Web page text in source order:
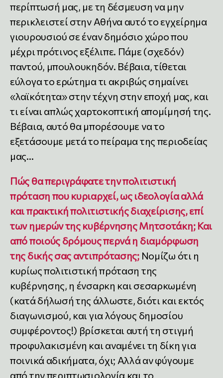
περίπτωσή μας, με τη δέσμευση να μην
περικλειστεί στην Αθήνα αυτό το εγχείρημα
γιουρουσιού σε έναν δημόσιο χώρο που
μέχρι πρότινος εξέλιπε. Πάμε (σχεδόν)
παντού, μπουλουκηδόν. Βέβαια, τίθεται
εύλογα το ερώτημα τι ακριβώς σημαίνει
«λαϊκότητα» στην τέχνη στην εποχή μας, και
τι είναι απλώς χαρτοκοπτική απομίμησή της.
Βέβαια, αυτό θα μπορέσουμε να το
εξετάσουμε μετά το πείραμα της περιοδείας
μας…
Πώς θα περιγράφατε την πολιτιστική
πρόταση που κυριαρχεί, ως ιδεολογία αλλά
και πρακτική πολιτιστικής διαχείρισης, επί
των ημερών της κυβέρνησης Μητσοτάκη; Και
από ποιούς δρόμους περνά η διαμόρφωση
της δικής σας αντιπρότασης;Νομίζω ότι η
κυρίως πολιτιστική πρόταση της
κυβέρνησης, η ένσαρκη και σεσαρκωμένη
(κατά δήλωσή της άλλωστε, διότι και εκτός
διαγωνισμού, και για λόγους δημοσίου
συμφέροντος!) βρίσκεται αυτή τη στιγμή
προφυλακισμένη και αναμένει τη δίκη για
ποινικά αδικήματα, όχι; Αλλά αν φύγουμε
από την περιπτωσιολογία και το